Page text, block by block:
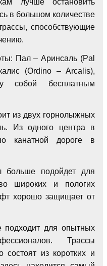
лучше остановить
в большом количестве
способствующие
Пал – Аринсаль (Pal
(Ordino – Arcalis),
собой бесплатным
из двух горнолыжных
Из одного центра в
канатной дороге в
больше подойдет для
широких и пологих
хорошо защищает от
подходит для опытных
Трассы
состоят из коротких и